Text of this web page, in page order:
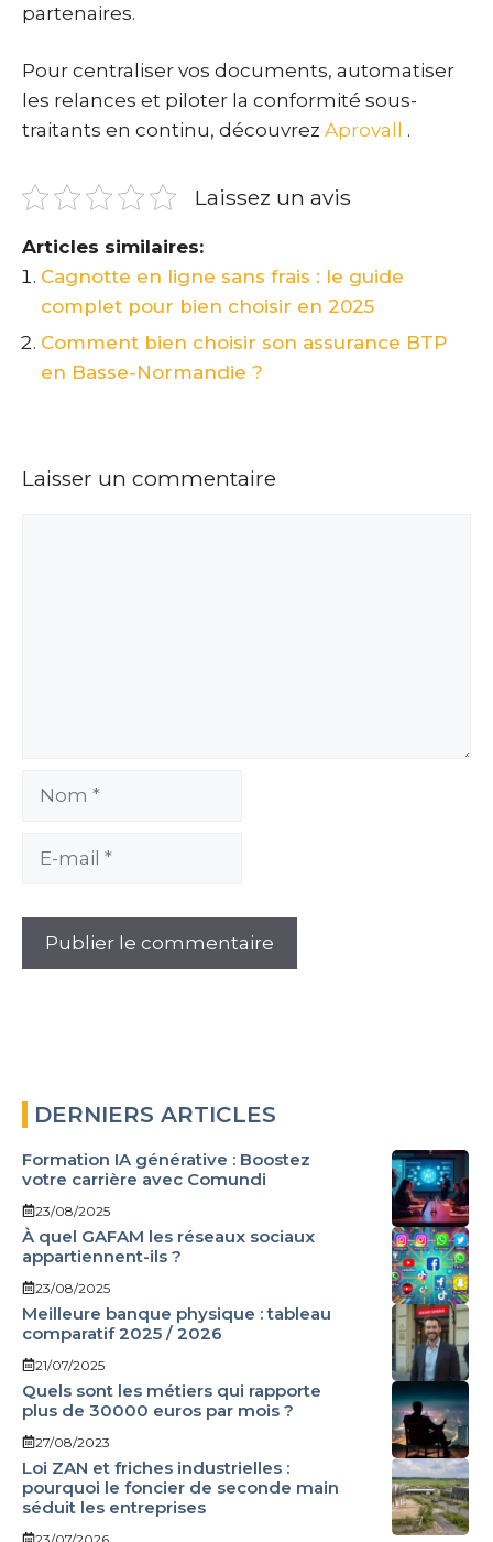
partenaires.
Pour centraliser vos documents, automatiser
les relances et piloter la conformité sous-
traitants en continu, découvrez Aprovall .
Laissez un avis
Articles similaires:
Cagnotte en ligne sans frais : le guide
complet pour bien choisir en 2025
Comment bien choisir son assurance BTP
en Basse-Normandie ?
Laisser un commentaire
DERNIERS ARTICLES
Formation IA générative : Boostez
votre carrière avec Comundi
23/08/2025
À quel GAFAM les réseaux sociaux
appartiennent-ils ?
23/08/2025
Meilleure banque physique : tableau
comparatif 2025 / 2026
21/07/2025
Quels sont les métiers qui rapporte
plus de 30000 euros par mois ?
27/08/2023
Loi ZAN et friches industrielles :
pourquoi le foncier de seconde main
séduit les entreprises